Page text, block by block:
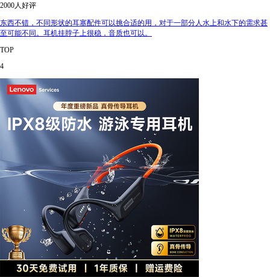
2000人好评
东西不错，不同形状的耳塞配件可以挑合适的用，对于一部分人水上和水下的需求甚
至可能不同。耳机挂脖子上很稳，音质也可以。
TOP
4